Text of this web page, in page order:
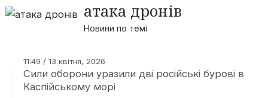
атака дронів
Новини по темі
11:49 / 13 квітня, 2026
Сили оборони уразили дві російські бурові в
Каспійському морі